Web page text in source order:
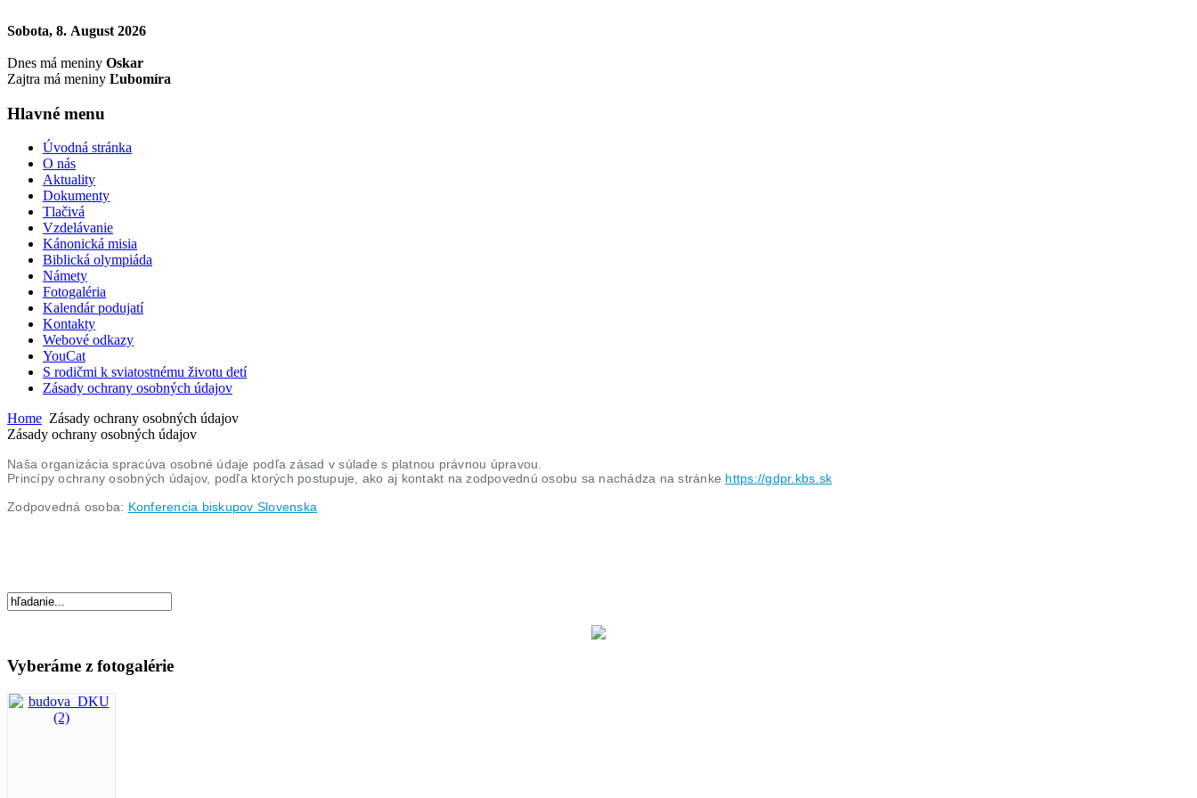
Sobota, 8. August 2026
Dnes má meniny Oskar
Zajtra má meniny Ľubomíra
Hlavné menu
Úvodná stránka
O nás
Aktuality
Dokumenty
Tlačivá
Vzdelávanie
Kánonická misia
Biblická olympiáda
Námety
Fotogaléria
Kalendár podujatí
Kontakty
Webové odkazy
YouCat
S rodičmi k sviatostnému životu detí
Zásady ochrany osobných údajov
Home Zásady ochrany osobných údajov
Zásady ochrany osobných údajov
Naša organizácia spracúva osobné údaje podľa zásad v súlade s platnou právnou úpravou.
Princípy ochrany osobných údajov, podľa ktorých postupuje, ako aj kontakt na zodpovednú osobu sa nachádza na stránke https://gdpr.kbs.sk
Zodpovedná osoba: Konferencia biskupov Slovenska
Vyberáme z fotogalérie